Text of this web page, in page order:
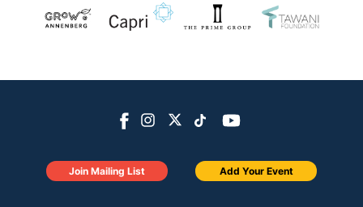
Join Mailing List Add Your Event